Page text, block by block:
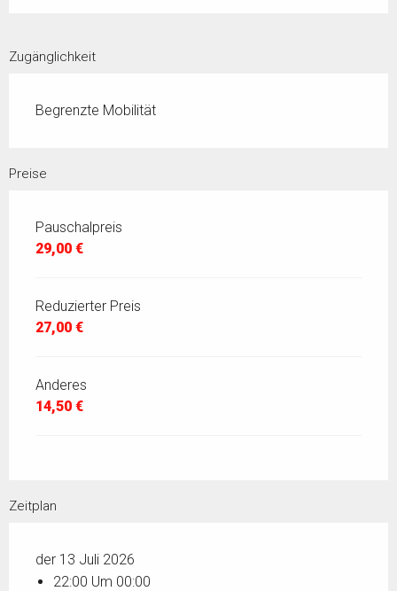
Zugänglichkeit
Begrenzte Mobilität
Preise
Pauschalpreis
29,00 €
Reduzierter Preis
27,00 €
Anderes
14,50 €
Zeitplan
der 13 Juli 2026
22:00 Um 00:00